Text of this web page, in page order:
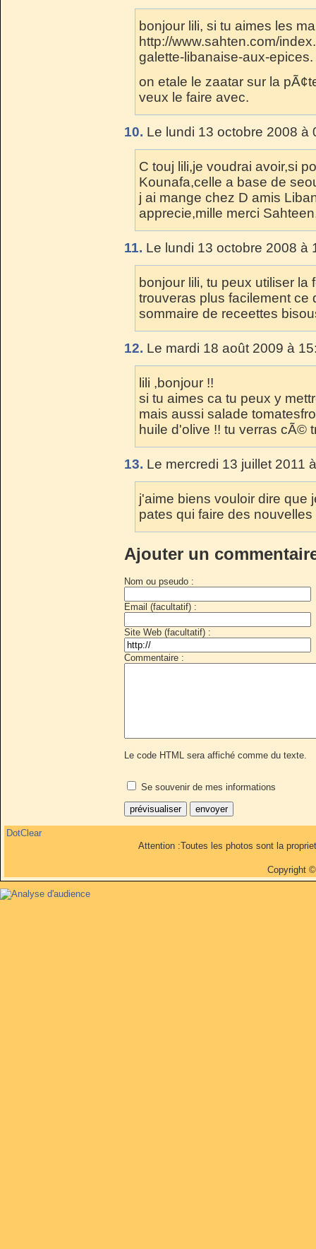
bonjour lili, si tu aimes les
http://www.sahten.com/
galette-libanaise-aux-epices.
on etale le zaatar sur la
veux le faire avec.
10. Le lundi 13 octobre 2008 à
C touj lili,je voudrai avoir,si
Kounafa,celle a base de
j ai mange chez D amis
apprecie,mille merci
11. Le lundi 13 octobre 2008 à
bonjour lili, tu peux utiliser
trouveras plus facilement ce
sommaire de receettes
12. Le mardi 18 août 2009 à
lili ,bonjour !!
si tu aimes ca tu peux y
mais aussi salade
huile d'olive !! tu verras cÃ©
13. Le mercredi 13 juillet 2011
j'aime biens vouloir dire que
pates qui faire des
Ajouter un
Nom ou pseudo :
Email (facultatif) :
Site Web (facultatif) :
Commentaire :
Le code HTML sera affiché comme du texte.
Se souvenir de mes informations
DotClear
Attention :Toutes les photos sont la
Copyright